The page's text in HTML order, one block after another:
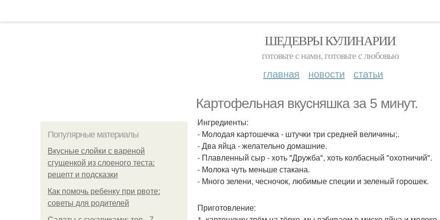
ШЕДЕВРЫ КУЛИНАРИИ
готовьте с нами, готовьте с любовью
главная новости статьи
Картофельная вкусняшка за 5 минут.
Популярные материалы
Вкусные слойки с вареной
сгущенкой из слоеного теста:
рецепт и подсказки
Как помочь ребенку при рвоте:
советы для родителей
Ингредиенты:
- Молодая картошечка - штучки три средней величины;.
- Два яйца - желательно домашние.
- Плавленный сыр - хоть "Дружба", хоть колбасный "охотничий".
- Молока чуть меньше стакана.
- Много зелени, чесночок, любимые специи и зеленый горошек.
Приготовление: